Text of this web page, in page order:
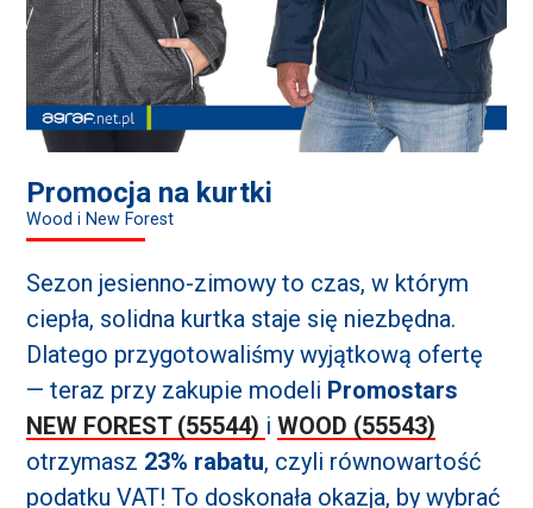
Promocja na kurtki
Wood i New Forest
Sezon jesienno-zimowy to czas, w którym
ciepła, solidna kurtka staje się niezbędna.
Dlatego przygotowaliśmy wyjątkową ofertę
— teraz przy zakupie modeli Promostars
NEW FOREST (55544) iWOOD (55543)
otrzymasz 23% rabatu, czyli równowartość
podatku VAT! To doskonała okazja, by wybrać